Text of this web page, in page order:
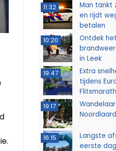
11:32
Man tankt
en rijdt
betalen
10:20
Ontdek
in Leek
19:47
Extra
tijdens
19:17
16:15
Langste
eerste